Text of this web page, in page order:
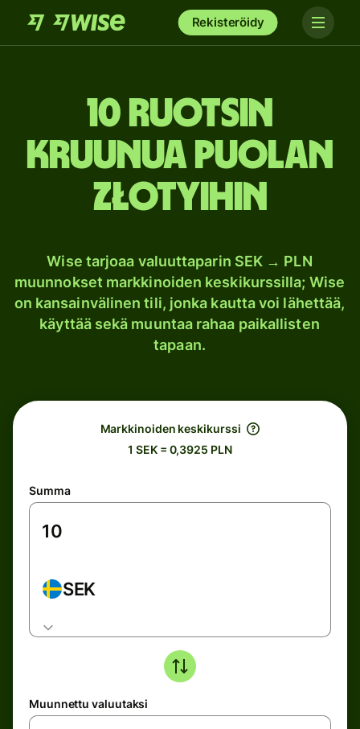
Rekisteröidy
10 Ruotsin
kruunua Puolan
złotyihin
Wise tarjoaa valuuttaparin SEK → PLN
muunnokset markkinoiden keskikurssilla; Wise
on kansainvälinen tili, jonka kautta voi lähettää,
käyttää sekä muuntaa rahaa paikallisten
tapaan.
Markkinoiden keskikurssi
1 SEK = 0,3925 PLN
Summa
SEK
Muunnettu valuutaksi